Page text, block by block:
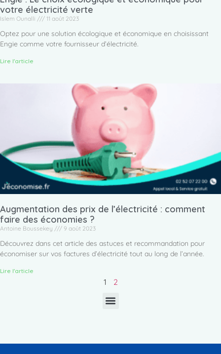
votre électricité verte
Islem Ounalli 11 août 2023
Optez pour une solution écologique et économique en choisissant
Engie comme votre fournisseur d’électricité.
Lire l'article
Augmentation des prix de l’électricité : comment
faire des économies ?
Antoine Boussekey 9 août 2023
Découvrez dans cet article des astuces et recommandation pour
économiser sur vos factures d’électricité tout au long de l’année.
Lire l'article
1 2